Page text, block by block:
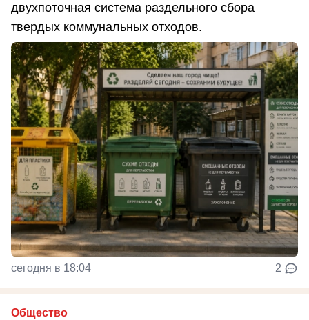
двухпоточная система раздельного сбора
твердых коммунальных отходов.
сегодня в 18:04 2
Общество